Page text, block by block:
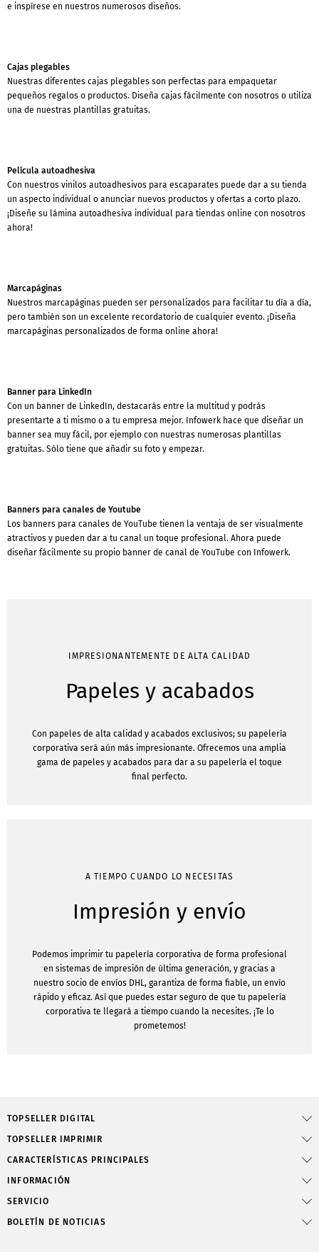
e inspírese en nuestros numerosos diseños.
Cajas plegables
Nuestras diferentes cajas plegables son perfectas para empaquetar
pequeños regalos o productos. Diseña cajas fácilmente con nosotros o utiliza
una de nuestras plantillas gratuitas.
Película autoadhesiva
Con nuestros vinilos autoadhesivos para escaparates puede dar a su tienda
un aspecto individual o anunciar nuevos productos y ofertas a corto plazo.
¡Diseñe su lámina autoadhesiva individual para tiendas online con nosotros
ahora!
Marcapáginas
Nuestros marcapáginas pueden ser personalizados para facilitar tu día a día,
pero también son un excelente recordatorio de cualquier evento. ¡Diseña
marcapáginas personalizados de forma online ahora!
Banner para LinkedIn
Con un banner de LinkedIn, destacarás entre la multitud y podrás
presentarte a ti mismo o a tu empresa mejor. Infowerk hace que diseñar un
banner sea muy fácil, por ejemplo con nuestras numerosas plantillas
gratuitas. Sólo tiene que añadir su foto y empezar.
Banners para canales de Youtube
Los banners para canales de YouTube tienen la ventaja de ser visualmente
atractivos y pueden dar a tu canal un toque profesional. Ahora puede
diseñar fácilmente su propio banner de canal de YouTube con Infowerk.
IMPRESIONANTEMENTE DE ALTA CALIDAD
Papeles y acabados
Con papeles de alta calidad y acabados exclusivos; su papelería
corporativa será aún más impresionante. Ofrecemos una amplia
gama de papeles y acabados para dar a su papelería el toque
final perfecto.
A TIEMPO CUANDO LO NECESITAS
Impresión y envío
Podemos imprimir tu papelería corporativa de forma profesional
en sistemas de impresión de última generación, y gracias a
nuestro socio de envíos DHL, garantiza de forma fiable, un envío
rápido y eficaz. Así que puedes estar seguro de que tu papelería
corporativa te llegará a tiempo cuando la necesites. ¡Te lo
prometemos!
TOPSELLER DIGITAL
TOPSELLER IMPRIMIR
CARACTERÍSTICAS PRINCIPALES
INFORMACIÓN
SERVICIO
BOLETÍN DE NOTICIAS